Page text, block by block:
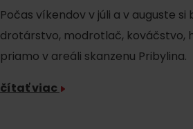
Počas víkendov v júli a v auguste
drotárstvo, modrotlač, kováčstvo,
priamo v areáli skanzenu Pribylina.
čítať viac